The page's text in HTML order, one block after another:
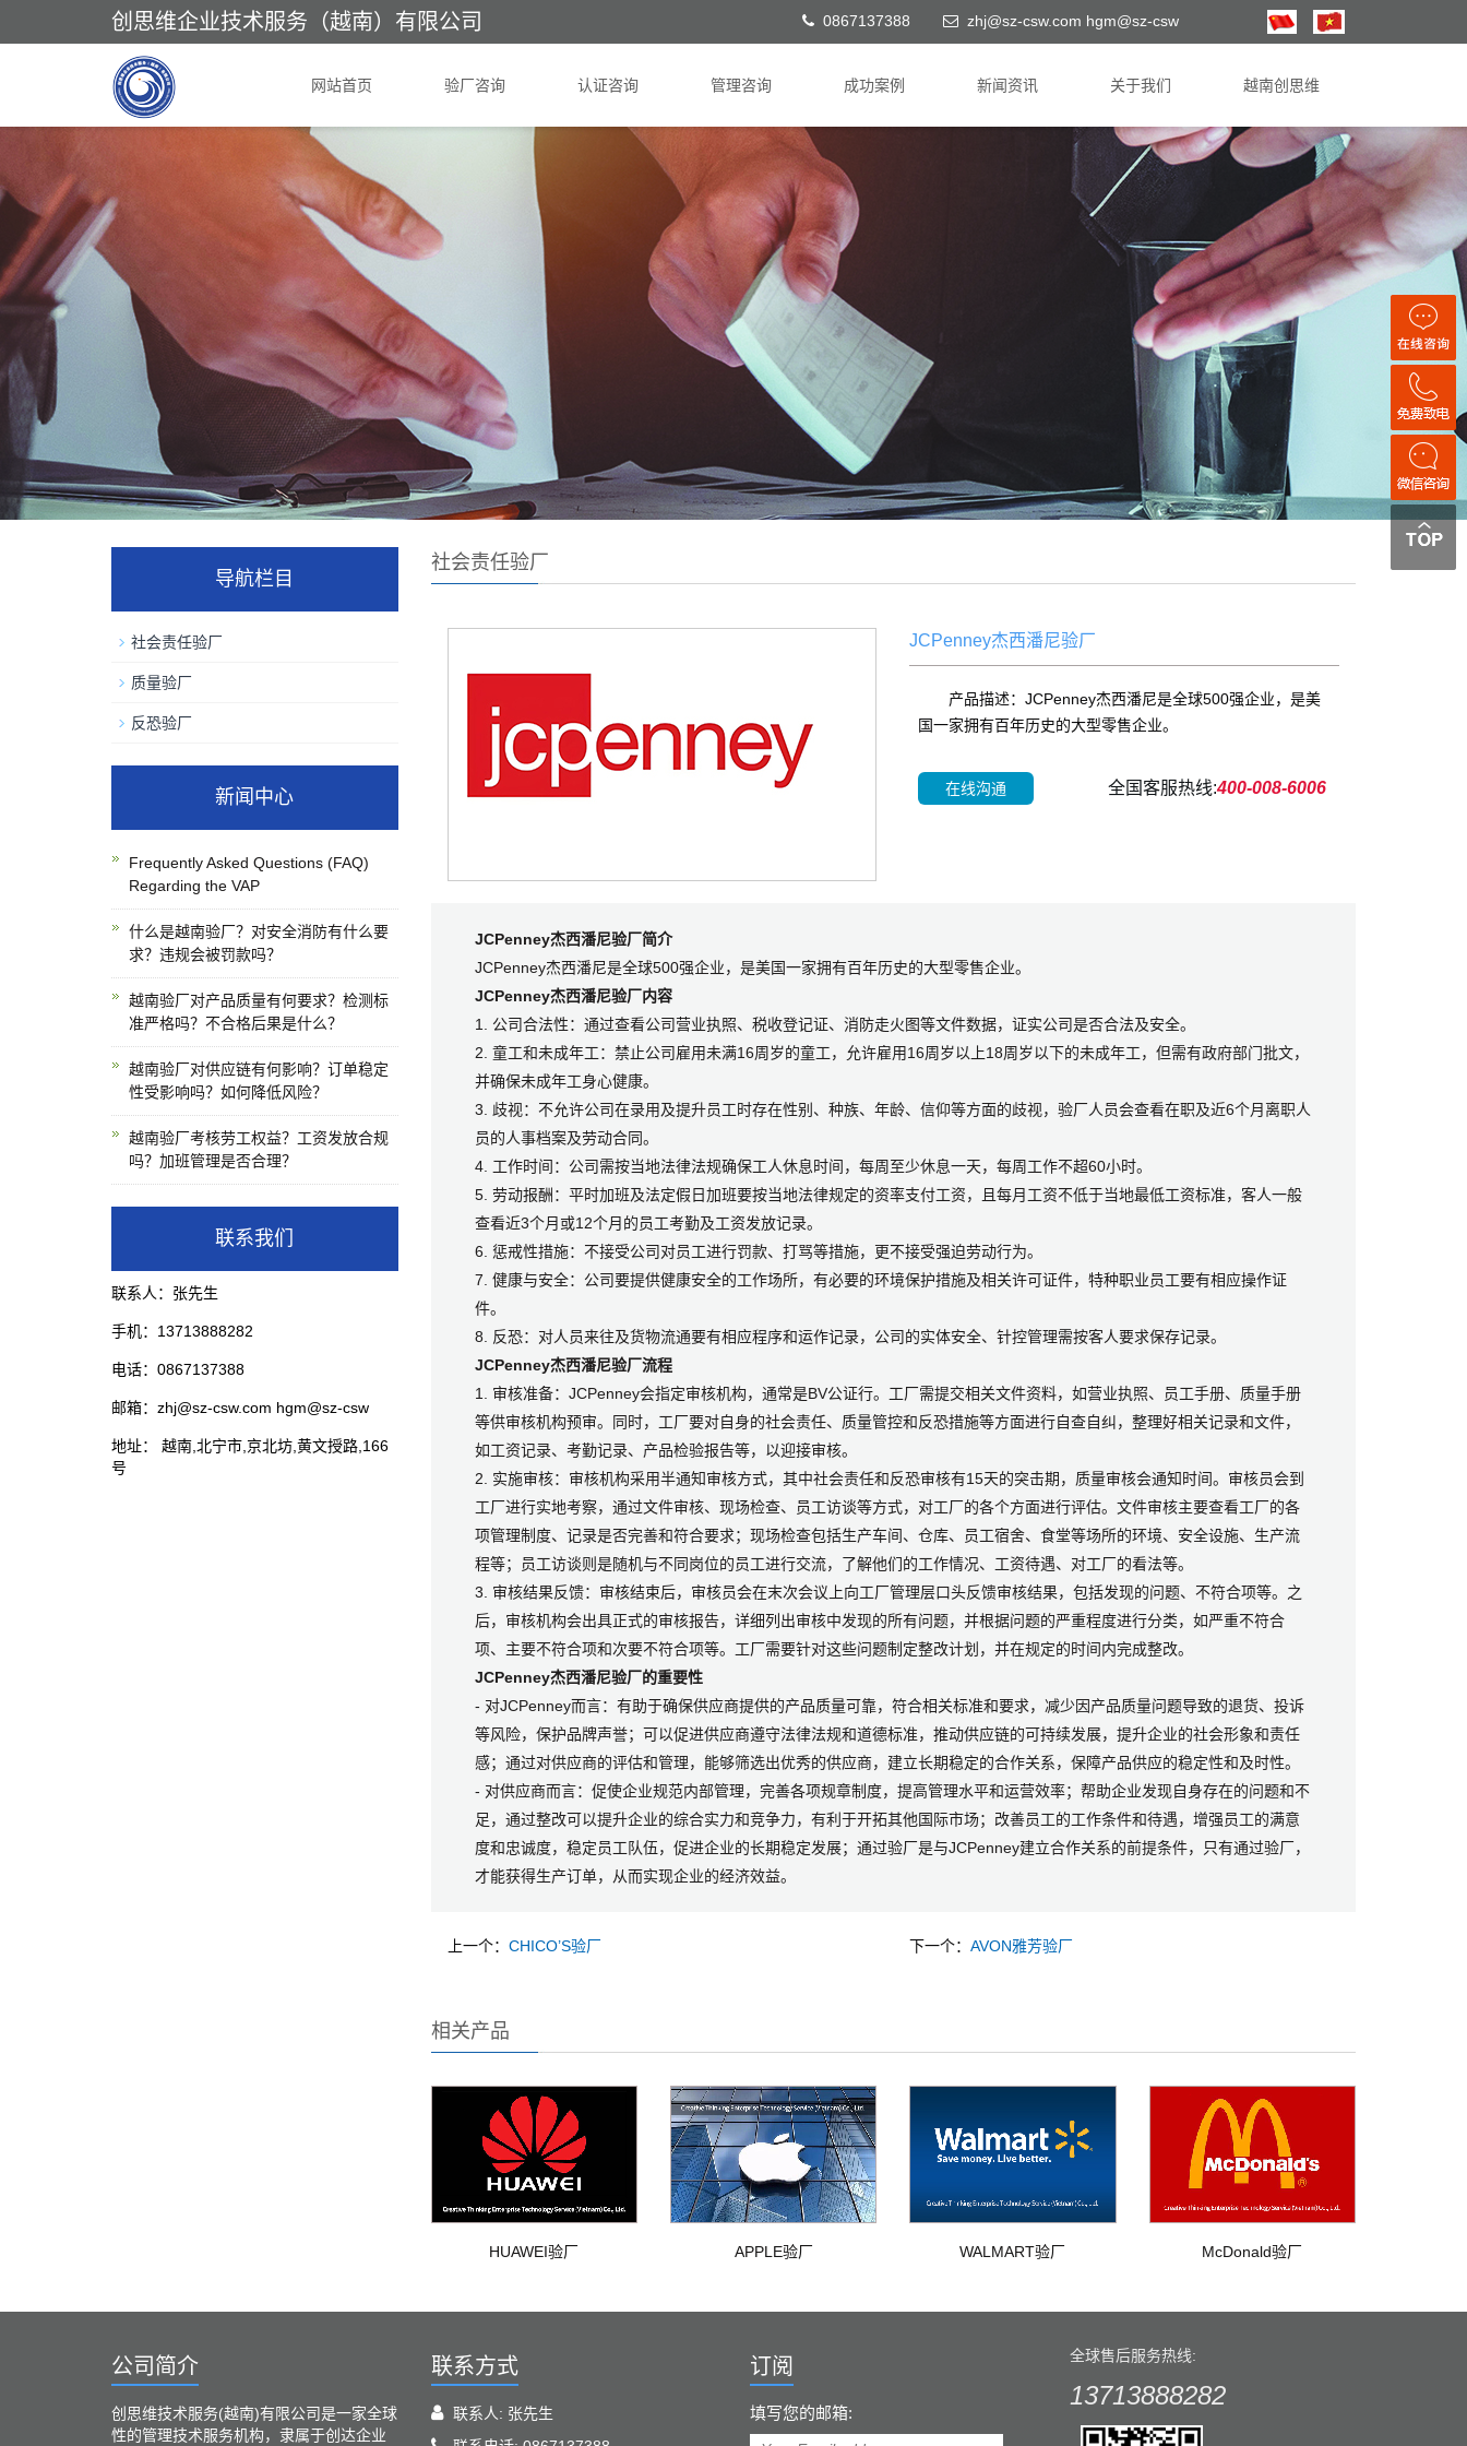
创思维企业技术服务（越南）有限公司 0867137388 zhj@sz-csw.com hgm@sz-csw
网站首页 验厂咨询 认证咨询 管理咨询 成功案例 新闻资讯 关于我们 越南创思维
社会责任验厂
JCPenney杰西潘尼验厂
产品描述：JCPenney杰西潘尼是全球500强企业，是美
国一家拥有百年历史的大型零售企业。
在线沟通 全国客服热线:400-008-6006
JCPenney杰西潘尼验厂简介
JCPenney杰西潘尼是全球500强企业，是美国一家拥有百年历史的大型零售企业。
JCPenney杰西潘尼验厂内容
1. 公司合法性：通过查看公司营业执照、税收登记证、消防走火图等文件数据，证实公司是否合法及安全。
2. 童工和未成年工：禁止公司雇用未满16周岁的童工，允许雇用16周岁以上18周岁以下的未成年工，但需有政府部门批文，
并确保未成年工身心健康。
3. 歧视：不允许公司在录用及提升员工时存在性别、种族、年龄、信仰等方面的歧视，验厂人员会查看在职及近6个月离职人
员的人事档案及劳动合同。
4. 工作时间：公司需按当地法律法规确保工人休息时间，每周至少休息一天，每周工作不超60小时。
5. 劳动报酬：平时加班及法定假日加班要按当地法律规定的资率支付工资，且每月工资不低于当地最低工资标准，客人一般
查看近3个月或12个月的员工考勤及工资发放记录。
6. 惩戒性措施：不接受公司对员工进行罚款、打骂等措施，更不接受强迫劳动行为。
7. 健康与安全：公司要提供健康安全的工作场所，有必要的环境保护措施及相关许可证件，特种职业员工要有相应操作证
件。
8. 反恐：对人员来往及货物流通要有相应程序和运作记录，公司的实体安全、针控管理需按客人要求保存记录。
JCPenney杰西潘尼验厂流程
1. 审核准备：JCPenney会指定审核机构，通常是BV公证行。工厂需提交相关文件资料，如营业执照、员工手册、质量手册
等供审核机构预审。同时，工厂要对自身的社会责任、质量管控和反恐措施等方面进行自查自纠，整理好相关记录和文件，
如工资记录、考勤记录、产品检验报告等，以迎接审核。
2. 实施审核：审核机构采用半通知审核方式，其中社会责任和反恐审核有15天的突击期，质量审核会通知时间。审核员会到
工厂进行实地考察，通过文件审核、现场检查、员工访谈等方式，对工厂的各个方面进行评估。文件审核主要查看工厂的各
项管理制度、记录是否完善和符合要求；现场检查包括生产车间、仓库、员工宿舍、食堂等场所的环境、安全设施、生产流
程等；员工访谈则是随机与不同岗位的员工进行交流，了解他们的工作情况、工资待遇、对工厂的看法等。
3. 审核结果反馈：审核结束后，审核员会在末次会议上向工厂管理层口头反馈审核结果，包括发现的问题、不符合项等。之
后，审核机构会出具正式的审核报告，详细列出审核中发现的所有问题，并根据问题的严重程度进行分类，如严重不符合
项、主要不符合项和次要不符合项等。工厂需要针对这些问题制定整改计划，并在规定的时间内完成整改。
JCPenney杰西潘尼验厂的重要性
- 对JCPenney而言：有助于确保供应商提供的产品质量可靠，符合相关标准和要求，减少因产品质量问题导致的退货、投诉
等风险，保护品牌声誉；可以促进供应商遵守法律法规和道德标准，推动供应链的可持续发展，提升企业的社会形象和责任
感；通过对供应商的评估和管理，能够筛选出优秀的供应商，建立长期稳定的合作关系，保障产品供应的稳定性和及时性。
- 对供应商而言：促使企业规范内部管理，完善各项规章制度，提高管理水平和运营效率；帮助企业发现自身存在的问题和不
足，通过整改可以提升企业的综合实力和竞争力，有利于开拓其他国际市场；改善员工的工作条件和待遇，增强员工的满意
度和忠诚度，稳定员工队伍，促进企业的长期稳定发展；通过验厂是与JCPenney建立合作关系的前提条件，只有通过验厂，
才能获得生产订单，从而实现企业的经济效益。
上一个： CHICO’S验厂 下一个：AVON雅芳验厂
相关产品
HUAWEI验厂 APPLE验厂 WALMART验厂 McDonald验厂
导航栏目
社会责任验厂
质量验厂
反恐验厂
新闻中心
Frequently Asked Questions (FAQ)
Regarding the VAP
什么是越南验厂？对安全消防有什么要
求？违规会被罚款吗？
越南验厂对产品质量有何要求？检测标
准严格吗？不合格后果是什么？
越南验厂对供应链有何影响？订单稳定
性受影响吗？如何降低风险？
越南验厂考核劳工权益？工资发放合规
吗？加班管理是否合理？
联系我们
联系人：张先生
手机：13713888282
电话：0867137388
邮箱：zhj@sz-csw.com hgm@sz-csw
地址： 越南,北宁市,京北坊,黄文授路,166
号
公司简介
创思维技术服务(越南)有限公司是一家全球
性的管理技术服务机构，隶属于创达企业
联系方式
联系人: 张先生
订阅
填写您的邮箱:
全球售后服务热线:
13713888282